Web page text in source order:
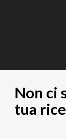
Non ci
tua